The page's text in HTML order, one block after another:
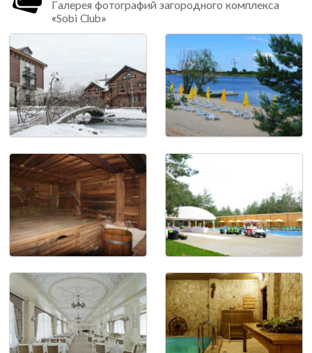
Галерея фотографий загородного комплекса
«Sobi Club»